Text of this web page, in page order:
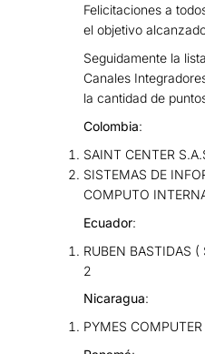
Felicitaciones a
el objetivo
Seguidamente la
Canales
la cantidad de
Colombia:
SAINT CENTER
SISTEMAS DE
COMPUTO
Ecuador:
RUBEN BASTIDAS (
2
Nicaragua:
PYMES COMPUTER